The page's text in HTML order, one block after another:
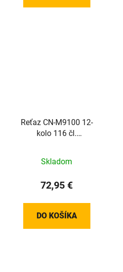
Reťaz CN-M9100 12-
kolo 116 čl.
Skladom
72,95 €
DO KOŠÍKA